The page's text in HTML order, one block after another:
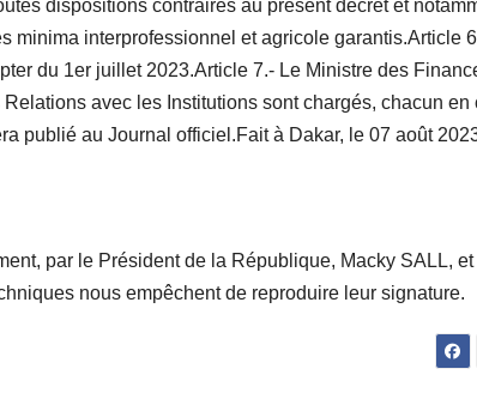
dispositions contraires au présent décret et
minima interprofessionnel et agricole garantis.Article
du 1er juillet 2023.Article 7.- Le Ministre des
avec les Institutions sont chargés, chacun
publié au Journal officiel.Fait à Dakar, le 07 août
par le Président de la République, Macky SALL,
nous empêchent de reproduire leur signature.